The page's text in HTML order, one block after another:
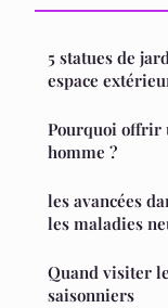
5 statues de
espace
Pourquoi offrir
homme ?
les avancées
les maladies
Quand visiter
saisonniers